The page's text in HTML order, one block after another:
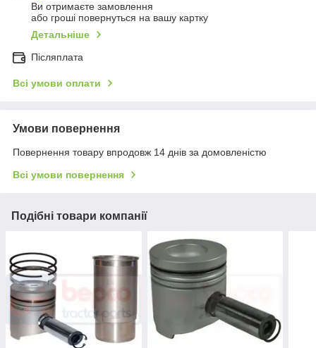
Ви отримаєте замовлення
або гроші повернуться на вашу картку
Детальніше
Післяплата
Всі умови оплати
Умови повернення
Повернення товару впродовж 14 днів за домовленістю
Всі умови повернення
Подібні товари компанії